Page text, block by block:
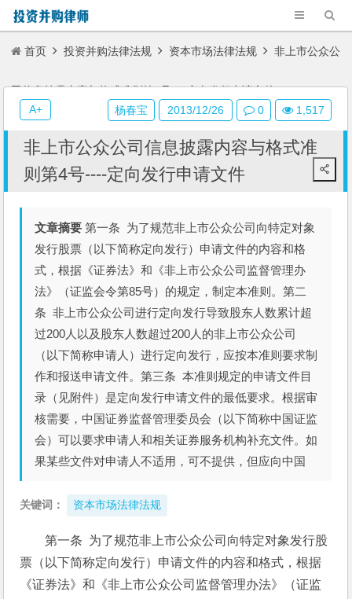
首页 投资并购法律法规 资本市场法律法规 非上市公众公
司信息披露内容与格式准则第4号----定向发行申请文件
非上市公众公司信息披露内容与格式准
则第4号----定向发行申请文件
文章摘要 第一条 为了规范非上市公众公司向特定对象
发行股票（以下简称定向发行）申请文件的内容和格
式，根据《证券法》和《非上市公众公司监督管理办
法》（证监会令第85号）的规定，制定本准则。第二
条 非上市公众公司进行定向发行导致股东人数累计超
过200人以及股东人数超过200人的非上市公众公司
（以下简称申请人）进行定向发行，应按本准则要求制
作和报送申请文件。第三条 本准则规定的申请文件目
录（见附件）是定向发行申请文件的最低要求。根据审
核需要，中国证券监督管理委员会（以下简称中国证监
会）可以要求申请人和相关证券服务机构补充文件。如
果某些文件对申请人不适用，可不提供，但应向中国
关键词： 资本市场法律法规
第一条  为了规范非上市公众公司向特定对象发行股
票（以下简称定向发行）申请文件的内容和格式，根据
《证券法》和《非上市公众公司监督管理办法》（证监
杨春宝 2013/12/26 0 1,517
A+